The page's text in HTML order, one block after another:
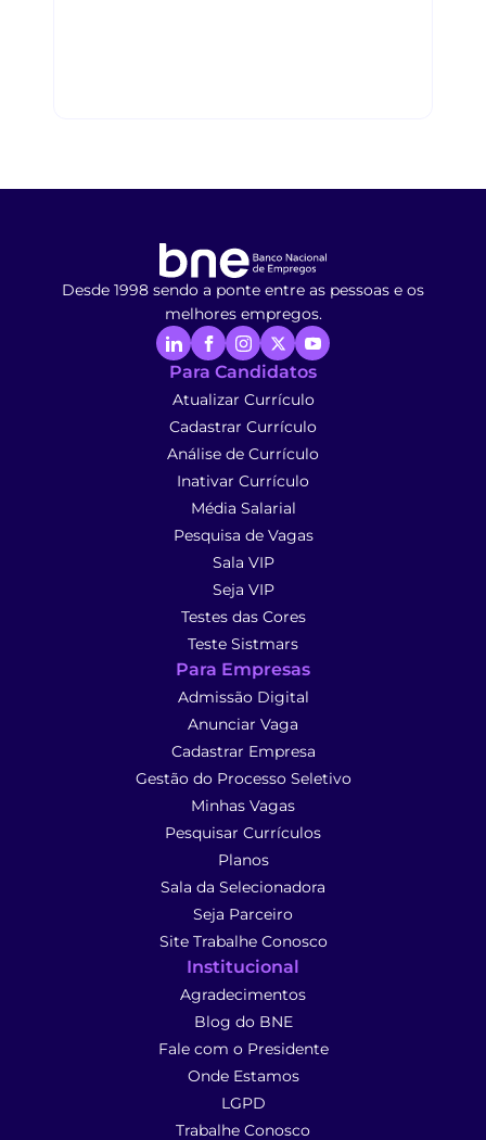
Desde 1998 sendo a ponte entre as pessoas e os
melhores empregos.
Para Candidatos
Atualizar Currículo
Cadastrar Currículo
Análise de Currículo
Inativar Currículo
Média Salarial
Pesquisa de Vagas
Sala VIP
Seja VIP
Testes das Cores
Teste Sistmars
Para Empresas
Admissão Digital
Anunciar Vaga
Cadastrar Empresa
Gestão do Processo Seletivo
Minhas Vagas
Pesquisar Currículos
Planos
Sala da Selecionadora
Seja Parceiro
Site Trabalhe Conosco
Institucional
Agradecimentos
Blog do BNE
Fale com o Presidente
Onde Estamos
LGPD
Trabalhe Conosco